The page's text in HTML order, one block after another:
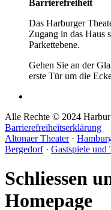
Barrierefreiheit
Das Harburger
Zugang in das Haus
Parkettebene.
Gehen Sie an der
erste Tür um die
Alle Rechte © 2024
Barrierefreiheitserklärung
Altonaer Theater·
Bergedorf· Gastspiele und
Schliessen
Homepage